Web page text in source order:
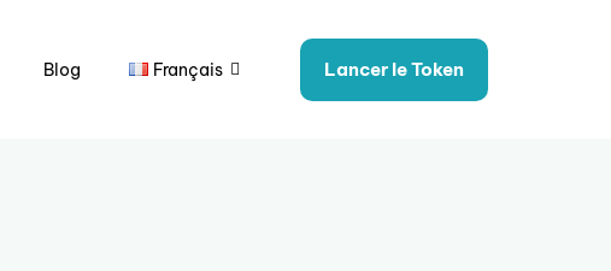
Blog Français Lancer le Token